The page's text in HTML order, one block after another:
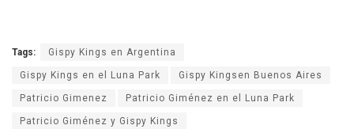
Tags: Gispy Kings en Argentina
Gispy Kings en el Luna Park Gispy Kingsen Buenos Aires
Patricio Gimenez Patricio Giménez en el Luna Park
Patricio Giménez y Gispy Kings